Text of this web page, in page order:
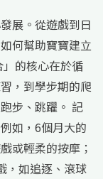
展。從遊戲到日
何幫助寶寶建立
的核心在於循
，到學步期的爬
步、跳躍。 記
如，6個月大的
或輕柔的按摩；
，如追逐、滾球